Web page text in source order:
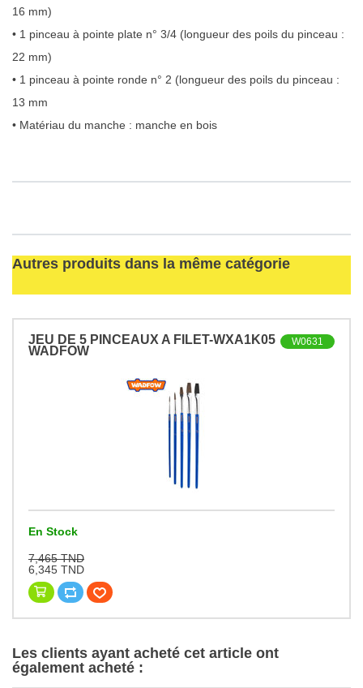
16 mm)
• 1 pinceau à pointe plate n° 3/4 (longueur des poils du pinceau :
22 mm)
• 1 pinceau à pointe ronde n° 2 (longueur des poils du pinceau :
13 mm
• Matériau du manche : manche en bois
Autres produits dans la même catégorie
JEU DE 5 PINCEAUX A FILET-WXA1K05
WADFOW
W0631
En Stock
7,465 TND
6,345 TND
Les clients ayant acheté cet article ont
également acheté :